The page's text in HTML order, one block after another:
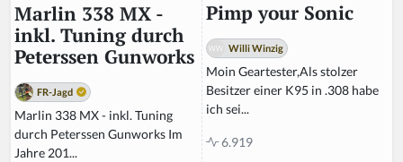
Marlin 338 MX -
inkl. Tuning durch
Peterssen Gunworks
FR-Jagd
Marlin 338 MX - inkl. Tuning
durch Peterssen Gunworks Im
Jahre 201...
Pimp your Sonic
Willi Winzig
Moin Geartester,Als stolzer
Besitzer einer K95 in .308 habe
ich sei...
6.919